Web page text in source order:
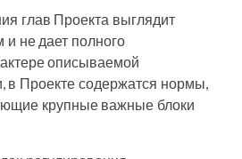
глав Проекта выглядит
не дает полного
описываемой
в Проекте содержатся нормы,
крупные важные блоки